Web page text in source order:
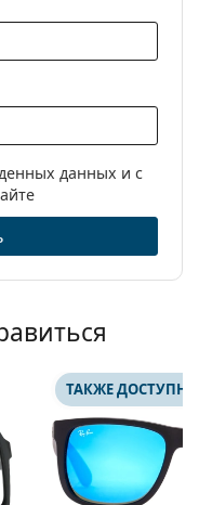
данных и с
ТАКЖЕ